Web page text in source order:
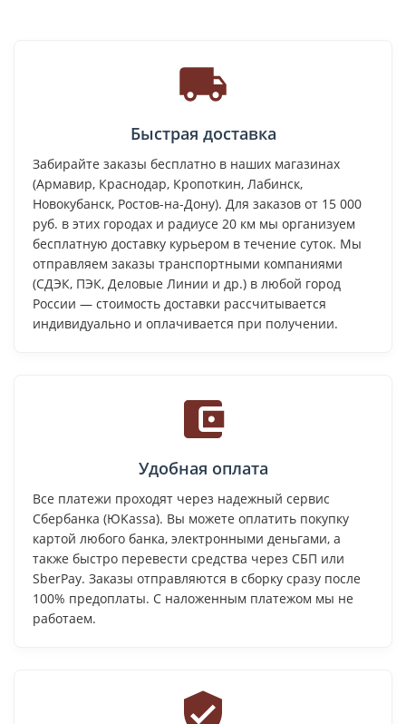
Быстрая доставка
Забирайте заказы бесплатно в наших магазинах
(Армавир, Краснодар, Кропоткин, Лабинск,
Новокубанск, Ростов-на-Дону). Для заказов от 15 000
руб. в этих городах и радиусе 20 км мы организуем
бесплатную доставку курьером в течение суток. Мы
отправляем заказы транспортными компаниями
(СДЭК, ПЭК, Деловые Линии и др.) в любой город
России — стоимость доставки рассчитывается
индивидуально и оплачивается при получении.
Удобная оплата
Все платежи проходят через надежный сервис
Сбербанка (ЮKassa). Вы можете оплатить покупку
картой любого банка, электронными деньгами, а
также быстро перевести средства через СБП или
SberPay. Заказы отправляются в сборку сразу после
100% предоплаты. С наложенным платежом мы не
работаем.